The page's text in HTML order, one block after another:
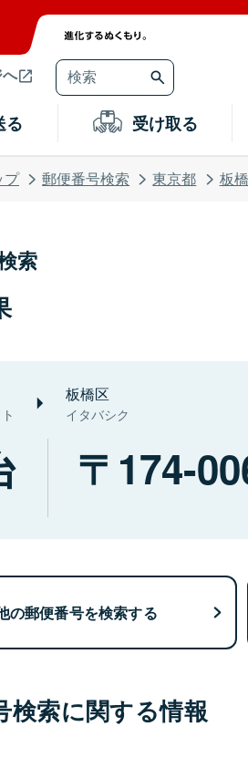
る 受け取る
プ 郵便番号検索 東京都 板
索
板橋区
イタバシク
174-
の郵便番号を検索する
検索に関する情報